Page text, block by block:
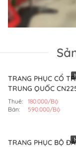
TRANG PHỤC CỔ
TRUNG QUỐC
XANH)
Thuê:
180.000/Bộ
Bán:
590.000/Bộ
TRANG PHỤC BỘ